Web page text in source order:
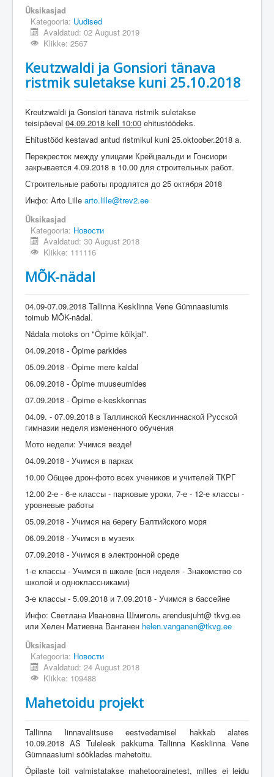
Üksikasjad
Kategooria: Uudised
Avaldatud: 02 August 2019
Klikke: 2567
Keutzwaldi ja Gonsiori tänava
ristmik suletakse kuni 25.10.2018
Kreutzwaldi ja Gonsiori tänava ristmik suletakse
teisipäeval 04.09.2018 kell 10:00 ehitustöödeks.
Ehitustööd kestavad antud ristmikul kuni 25.oktoober.2018 a.
Перекресток между улицами Крейцвальди и Гонсиори
закрывается 4.09.2018 в 10.00 для строительных работ.
Строительные работы продлятся до 25 октября 2018
Инфо: Arto Lille arto.lille@trev2.ee
Üksikasjad
Kategooria: Новости
Avaldatud: 30 August 2018
Klikke: 111116
MÕK-nädal
04.09-07.09.2018 Tallinna Kesklinna Vene Gümnaasiumis
toimub MÕK-nädal.
Nädala motoks on "Õpime kõikjal".
04.09.2018 - Õpime parkides
05.09.2018 - Õpime mere kaldal
06.09.2018 - Õpime muuseumides
07.09.2018 - Õpime e-keskkonnas
04.09. - 07.09.2018 в Таллинской Кесклиннаской Русской
гимназии неделя измененного обучения
Мото недели: Учимся везде!
04.09.2018 - Учимся в парках
10.00 Общее дрон-фото всех учеников и учителей ТКРГ
12.00 2-е - 6-е классы - парковые уроки, 7-е - 12-е классы -
уровневые работы
05.09.2018 - Учимся на берегу Балтийского моря
06.09.2018 - Учимся в музеях
07.09.2018 - Учимся в электронной среде
1-е классы - Учимся в школе (вся неделя - Знакомство со
школой и одноклассниками)
3-е классы - 5.09.2018 и 7.09.2018 - Учимся в бассейне
Инфо: Светлана Ивановна Шмиголь arendusjuht@ tkvg.ee
или Хелен Матиевна Ванганен helen.vanganen@tkvg.ee
Üksikasjad
Kategooria: Новости
Avaldatud: 24 August 2018
Klikke: 109488
Mahetoidu projekt
Tallinna linnavalitsuse eestvedamisel hakkab alates
10.09.2018 AS Tuleleek pakkuma Tallinna Kesklinna Vene
Gümnaasiumi sööklades mahetoitu.
Õpilaste toit valmistatakse mahetoorainetest, milles ei leidu